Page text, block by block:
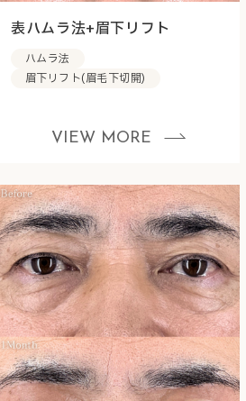
表ハムラ法+眉下リフト
ハムラ法
眉下リフト(眉毛下切開)
VIEW MORE